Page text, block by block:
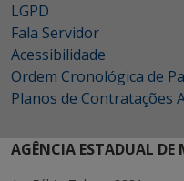
LGPD
Fala Servidor
Acessibilidade
Ordem Cronológica de
Planos de Contratações
AGÊNCIA ESTADUAL DE